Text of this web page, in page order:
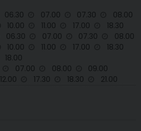
06.30 07.00 07.30
08.00
10.00 11.00 17.00
18.30
06.30 07.00 07.30
08.00
10.00 11.00 17.00
18.30
18.00
07.00 08.00
09.00
12.00 17.30 18.30 21.00